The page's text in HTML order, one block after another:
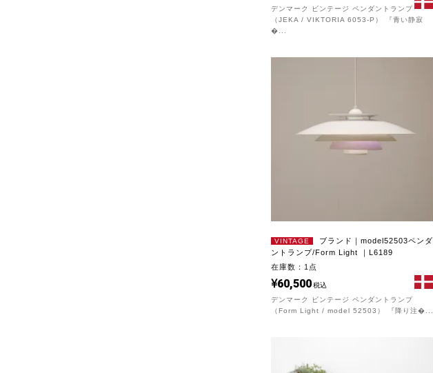
デンマーク ビンテージ ペンダントランプ
（JEKA / VIKTORIA 6053-P） 『青い静寂
�...
VINTAGE
ブランド｜model52503ペンダ
ントランプ/Form Light ｜L6189
在庫数：1点
60,500 税込
デンマーク ビンテージ ペンダントランプ
（Form Light / model 52503） 『降り注�...